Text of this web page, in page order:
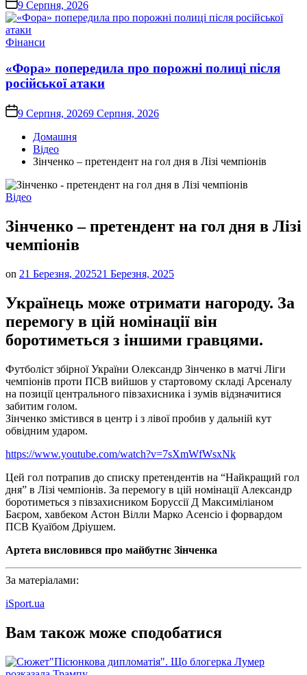
9 Серпня, 2026
Опублікувати
Фінанси
«Фора» попередила про порожні полиці після
російської атаки
on9 Серпня, 20269 Серпня, 2026
Домашня
Відео
Зінченко – претендент на гол дня в Лізі чемпіонів
Опублікувати
Відео
Зінченко – претендент на гол дня в Лізі
чемпіонів
on 21 Березня, 202521 Березня, 2025
Українець може отримати нагороду. За
перемогу в цій номінації він
боротиметься з іншими гравцями.
Футболіст збірної України Олександр Зінченко в матчі Ліги
чемпіонів проти ПСВ вийшов у стартовому складі Арсеналу
на позиції центрального півзахисника і зумів відзначитися
забитим голом.
Зінченко змістився в центр і з лівої пробив у дальній кут
обвідним ударом.
https://www.youtube.com/watch?v=7sXmWfWsxNk
Цей гол потрапив до списку претендентів на “Найкращий гол
дня” в Лізі чемпіонів. За перемогу в цій номінації Александр
боротиметься з півзахисником Боруссії Д Максиміліаном
Баєром, хавбеком Астон Вілли Марко Асенсіо і форвардом
ПСВ Куаїбом Дріушем.
Артета висловився про майбутнє Зінченка
За матеріалами:
iSport.ua
Вам також може сподобатися